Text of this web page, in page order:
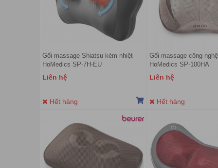
Gối massage Shiatsu kèm nhiệt
HoMedics SP-7H-EU
Liên hệ
Hết hàng
Gối massage công
HoMedics SP-100HA
Liên hệ
Hết hàng